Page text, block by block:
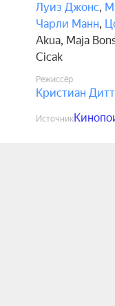
Луиз Джонс,
Чарли Манн,
Akua, Maja
Cicak
Режиссёр
Кристиан
Источник